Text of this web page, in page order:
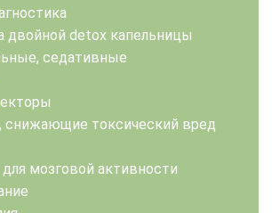
двойной detox капельницы
седативные
снижающие токсический вред
мозговой активности